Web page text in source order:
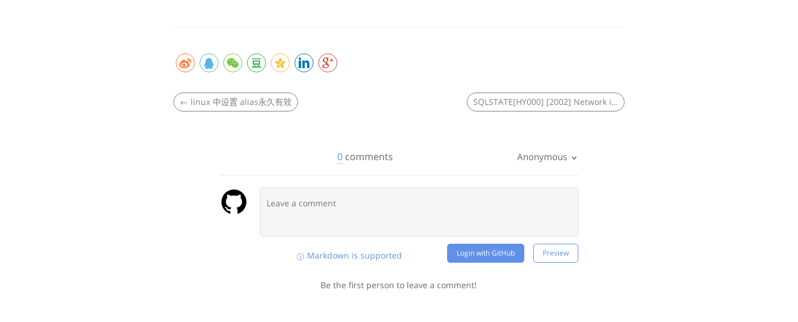
← linux 中设置 alias永久有效 SQLSTATE[HY000] [2002] Network is unreachable
0 comments Anonymous
Markdown is supported Preview
Login with GitHub
Be the first person to leave a comment!